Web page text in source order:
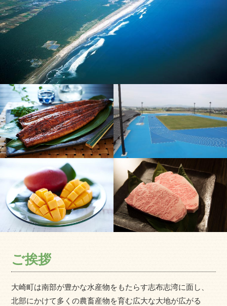
ご挨拶
大崎町は南部が豊かな水産物をもたらす志布志湾に面し、
北部にかけて多くの農畜産物を育む広大な大地が広がる